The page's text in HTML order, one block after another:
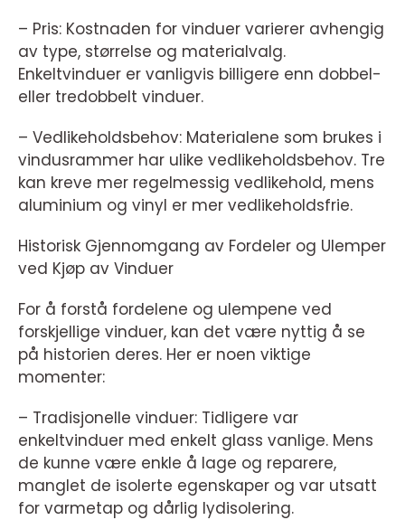
– Pris: Kostnaden for vinduer varierer avhengig
av type, størrelse og materialvalg.
Enkeltvinduer er vanligvis billigere enn dobbel-
eller tredobbelt vinduer.
– Vedlikeholdsbehov: Materialene som brukes i
vindusrammer har ulike vedlikeholdsbehov. Tre
kan kreve mer regelmessig vedlikehold, mens
aluminium og vinyl er mer vedlikeholdsfrie.
Historisk Gjennomgang av Fordeler og Ulemper
ved Kjøp av Vinduer
For å forstå fordelene og ulempene ved
forskjellige vinduer, kan det være nyttig å se
på historien deres. Her er noen viktige
momenter:
– Tradisjonelle vinduer: Tidligere var
enkeltvinduer med enkelt glass vanlige. Mens
de kunne være enkle å lage og reparere,
manglet de isolerte egenskaper og var utsatt
for varmetap og dårlig lydisolering.